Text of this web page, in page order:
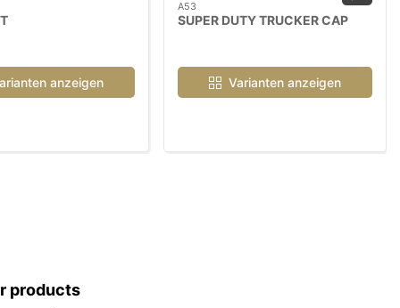
anzeigen
A53
SUPER DUTY TRUCKER CAP
Varianten anzeigen
products